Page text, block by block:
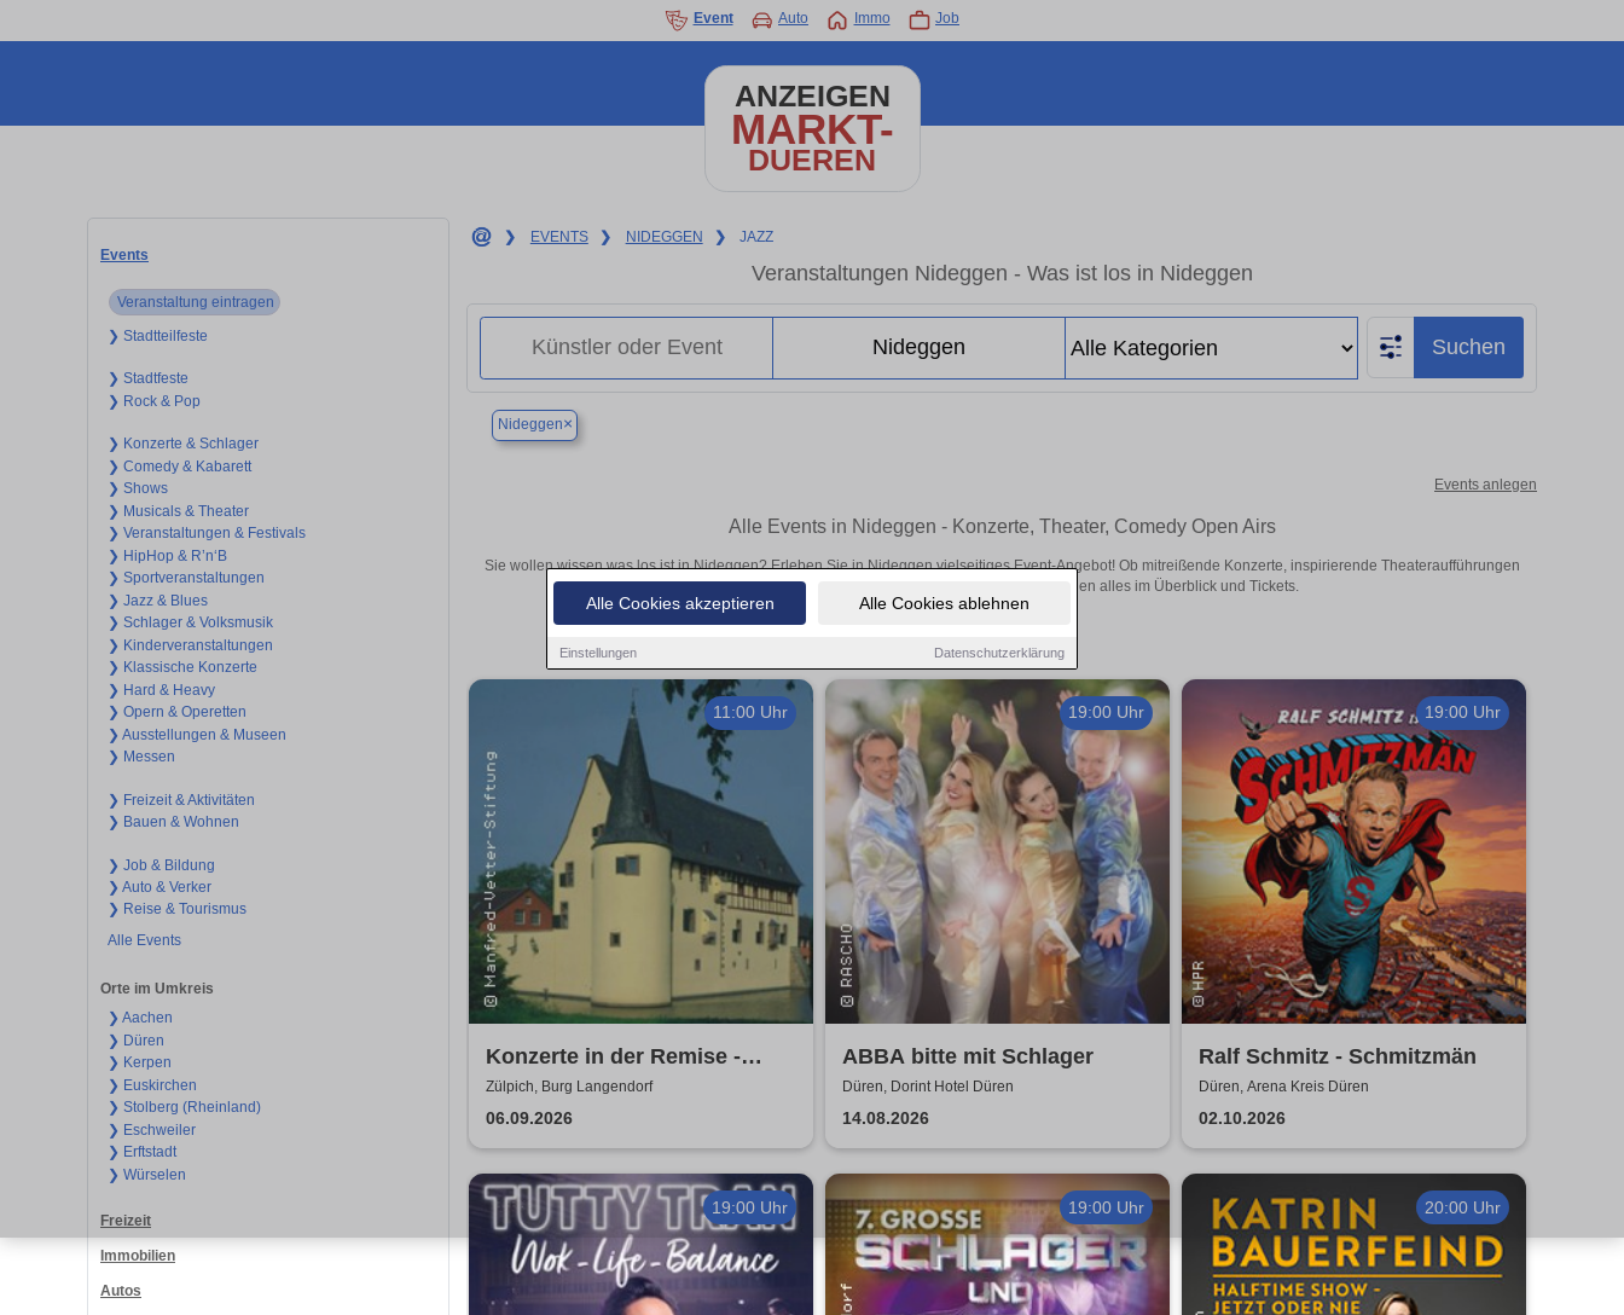
Alle Cookies akzeptieren Alle Cookies ablehnen
Einstellungen Datenschutzerklärung
Event Auto Immo Job
ANZEIGEN
MARKT-
DUEREN
Events
Veranstaltung eintragen
❯ Stadtteilfeste
❯ Stadtfeste
❯ Rock & Pop
❯ Konzerte & Schlager
❯ Comedy & Kabarett
❯ Shows
❯ Musicals & Theater
❯ Veranstaltungen & Festivals
❯ HipHop & R’n‘B
❯ Sportveranstaltungen
❯ Jazz & Blues
❯ Schlager & Volksmusik
❯ Kinderveranstaltungen
❯ Klassische Konzerte
❯ Hard & Heavy
❯ Opern & Operetten
❯ Ausstellungen & Museen
❯ Messen
❯ Freizeit & Aktivitäten
❯ Bauen & Wohnen
❯ Job & Bildung
❯ Auto & Verker
❯ Reise & Tourismus
Alle Events
Orte im Umkreis
❯ Aachen
❯ Düren
❯ Kerpen
❯ Euskirchen
❯ Stolberg (Rheinland)
❯ Eschweiler
❯ Erftstadt
❯ Würselen
Freizeit
Immobilien
Autos
❯ EVENTS ❯ NIDEGGEN ❯ JAZZ
Veranstaltungen Nideggen - Was ist los in Nideggen
Suchen
Nideggen×
Events anlegen
Alle Events in Nideggen - Konzerte, Theater, Comedy Open Airs
Sie wollen wissen was los ist in Nideggen? Erleben Sie in Nideggen vielseitiges Event-Angebot! Ob mitreißende Konzerte, inspirierende Theateraufführungen
oder aufregende Veranstaltungen in Nideggen – hier finden alles im Überblick und Tickets.
11:00 Uhr
Konzerte in der Remise -
Burg Langendorf
Zülpich, Burg Langendorf
06.09.2026
19:00 Uhr
ABBA bitte mit Schlager
Düren, Dorint Hotel Düren
14.08.2026
19:00 Uhr
Ralf Schmitz - Schmitzmän
Düren, Arena Kreis Düren
02.10.2026
19:00 Uhr 19:00 Uhr 20:00 Uhr